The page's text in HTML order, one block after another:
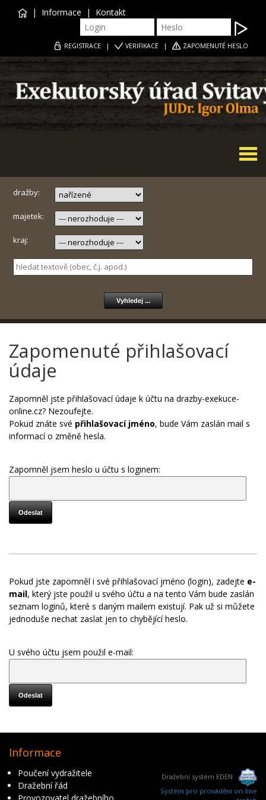
| Informace | Kontakt
REGISTRACE | VERIFIKACE | ZAPOMENUTÉ HESLO
dražby:
majetek:
kraj:
Zapomenuté přihlašovací
údaje
Zapomněl jste přihlašovací údaje k účtu na drazby-exekuce-
online.cz? Nezoufejte.
Pokud znáte své přihlašovací jméno, bude Vám zaslán mail s
informací o změně hesla.
Zapomněl jsem heslo u účtu s loginem:
Pokud jste zapomněl i své přihlašovací jméno (login), zadejte e-
mail, který jste použil u svého účtu a na tento Vám bude zaslán
seznam loginů, které s daným mailem existují. Pak už si můžete
jednoduše nechat zaslat jen to chybějící heslo.
U svého účtu jsem použil e-mail:
Informace
Poučení vydražitele
Dražební řád
Dražební systém EDEN
Systém pro provádění on-line